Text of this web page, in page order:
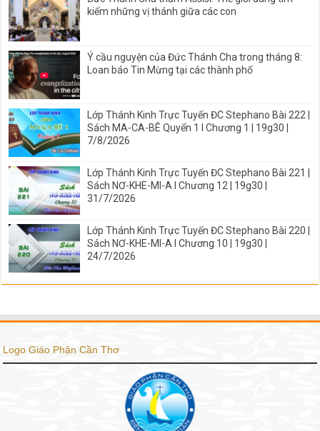
kiếm những vị thánh giữa các con
Ý cầu nguyện của Đức Thánh Cha trong tháng 8:
Loan báo Tin Mừng tại các thành phố
Lớp Thánh Kinh Trực Tuyến ĐC Stephano Bài 222 |
Sách MA-CA-BÊ Quyển 1 I Chương 1 | 19g30 |
7/8/2026
Lớp Thánh Kinh Trực Tuyến ĐC Stephano Bài 221 |
Sách NƠ-KHE-MI-A I Chương 12 | 19g30 |
31/7/2026
Lớp Thánh Kinh Trực Tuyến ĐC Stephano Bài 220 |
Sách NƠ-KHE-MI-A I Chương 10 | 19g30 |
24/7/2026
Logo Giáo Phận Cần Thơ